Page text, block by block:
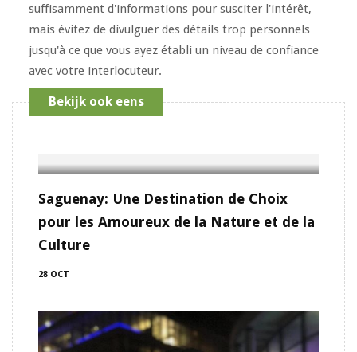
suffisamment d'informations pour susciter l'intérêt,
mais évitez de divulguer des détails trop personnels
jusqu'à ce que vous ayez établi un niveau de confiance
avec votre interlocuteur.
Bekijk ook eens
Saguenay: Une Destination de Choix
pour les Amoureux de la Nature et de la
Culture
28 OCT